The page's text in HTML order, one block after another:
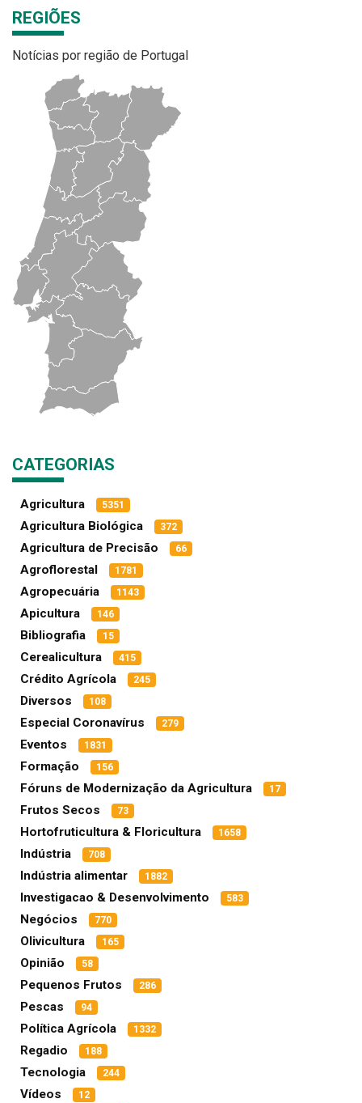
REGIÕES
Notícias por região de Portugal
CATEGORIAS
Agricultura 5351
Agricultura Biológica 372
Agricultura de Precisão 66
Agroflorestal 1781
Agropecuária 1143
Apicultura 146
Bibliografia 15
Cerealicultura 415
Crédito Agrícola 245
Diversos 108
Especial Coronavírus 279
Eventos 1831
Formação 156
Fóruns de Modernização da Agricultura 17
Frutos Secos 73
Hortofruticultura & Floricultura 1658
Indústria 708
Indústria alimentar 1882
Investigacao & Desenvolvimento 583
Negócios 770
Olivicultura 165
Opinião 58
Pequenos Frutos 286
Pescas 94
Política Agrícola 1332
Regadio 188
Tecnologia 244
Vídeos 12